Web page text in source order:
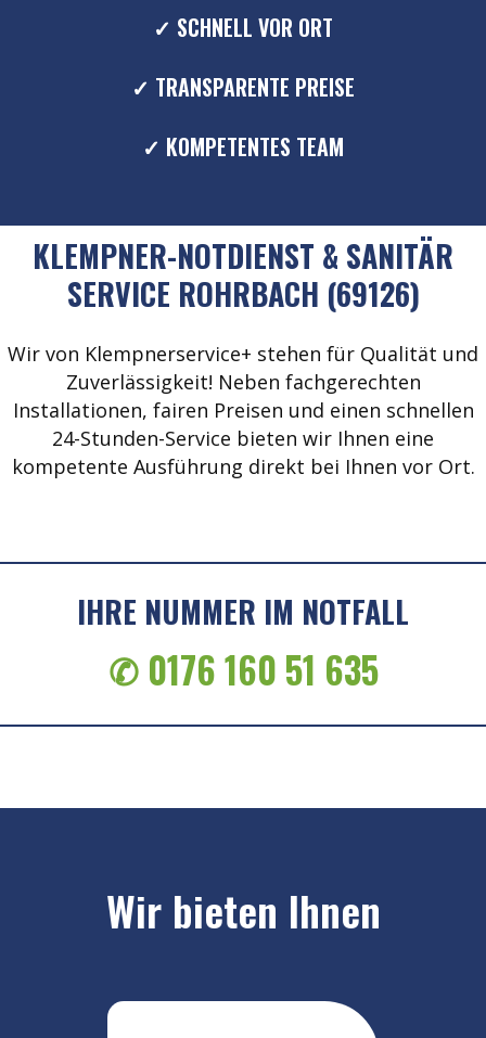
✓ SCHNELL VOR ORT
✓ TRANSPARENTE PREISE
✓ KOMPETENTES TEAM
KLEMPNER-NOTDIENST & SANITÄR
SERVICE ROHRBACH (69126)
Wir von Klempnerservice+ stehen für Qualität und
Zuverlässigkeit! Neben fachgerechten
Installationen, fairen Preisen und einen schnellen
24-Stunden-Service bieten wir Ihnen eine
kompetente Ausführung direkt bei Ihnen vor Ort.
IHRE NUMMER IM NOTFALL
✆ 0176 160 51 635
Wir bieten Ihnen